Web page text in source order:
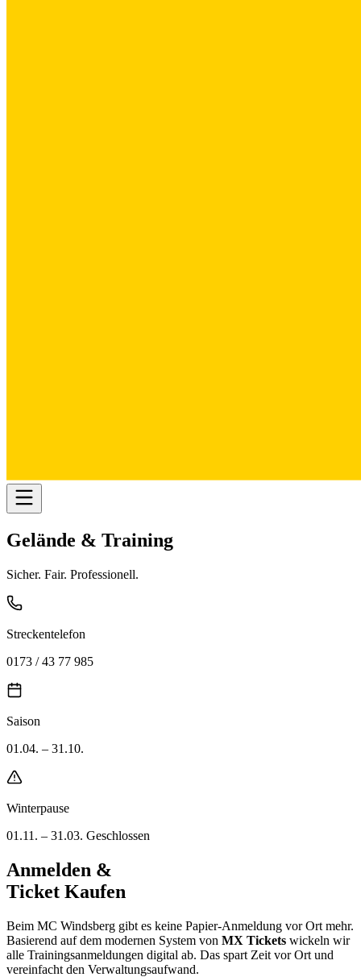
Gelände & Training
Sicher. Fair. Professionell.
Streckentelefon
0173 / 43 77 985
Saison
01.04. – 31.10.
Winterpause
01.11. – 31.03. Geschlossen
Anmelden &
Ticket Kaufen
Beim MC Windsberg gibt es keine Papier-Anmeldung vor Ort mehr.
Basierend auf dem modernen System von MX Tickets wickeln wir
alle Trainingsanmeldungen digital ab. Das spart Zeit vor Ort und
vereinfacht den Verwaltungsaufwand.